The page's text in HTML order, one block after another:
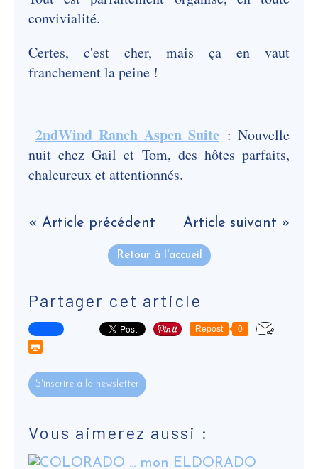
convivialité.
Certes, c'est cher, mais ça en vaut
franchement la peine !
2ndWind Ranch Aspen Suite : Nouvelle
nuit chez Gail et Tom, des hôtes parfaits,
chaleureux et attentionnés.
« Article précédent Article suivant »
Retour à l'accueil
Partager cet article
Repost 0
S'inscrire à la newsletter
Vous aimerez aussi :